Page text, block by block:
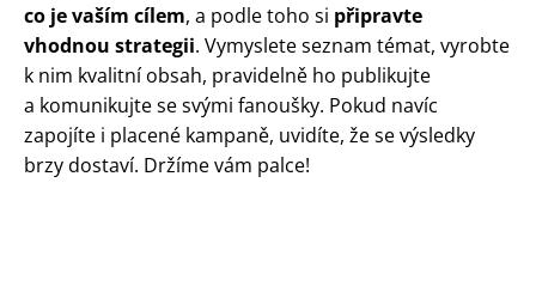
co je vaším cílem, a podle toho si připravte
vhodnou strategii. Vymyslete seznam témat, vyrobte
k nim kvalitní obsah, pravidelně ho publikujte
a komunikujte se svými fanoušky. Pokud navíc
zapojíte i placené kampaně, uvidíte, že se výsledky
brzy dostaví. Držíme vám palce!